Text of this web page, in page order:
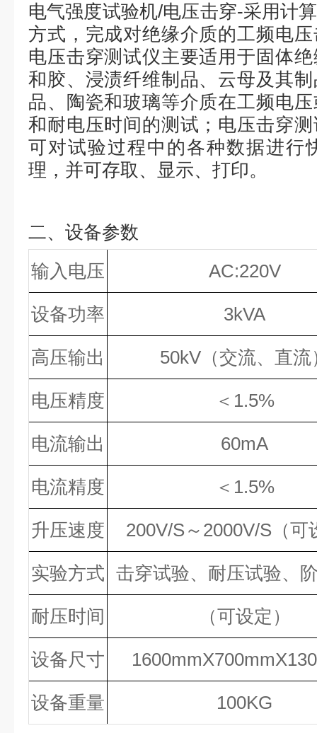
电气强度试验机/电压击穿-采用计
方式，完成对绝缘介质的工频电
电压击穿测试仪主要适用于固体
和胶、浸渍纤维制品、云母及其
品、陶瓷和玻璃等介质在工频电
和耐电压时间的测试；电压击穿
可对试验过程中的各种数据进行
理，并可存取、显示、打印。
二、设备参数
输入电压
AC:220V
设备功率 3kVA
高压输出 50kV（交流、直流
电压精度 ＜1.5%
电流输出 60mA
电流精度 ＜1.5%
升压速度 200V/S～2000V/S（可
实验方式 击穿试验、耐压试验、
耐压时间 （可设定）
设备尺寸
设备重量 100KG